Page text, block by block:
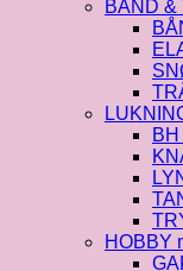
BÅND &
HOBBY